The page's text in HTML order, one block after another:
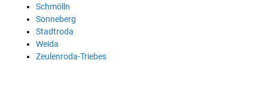
Schmölln
Sonneberg
Stadtroda
Weida
Zeulenroda-Triebes